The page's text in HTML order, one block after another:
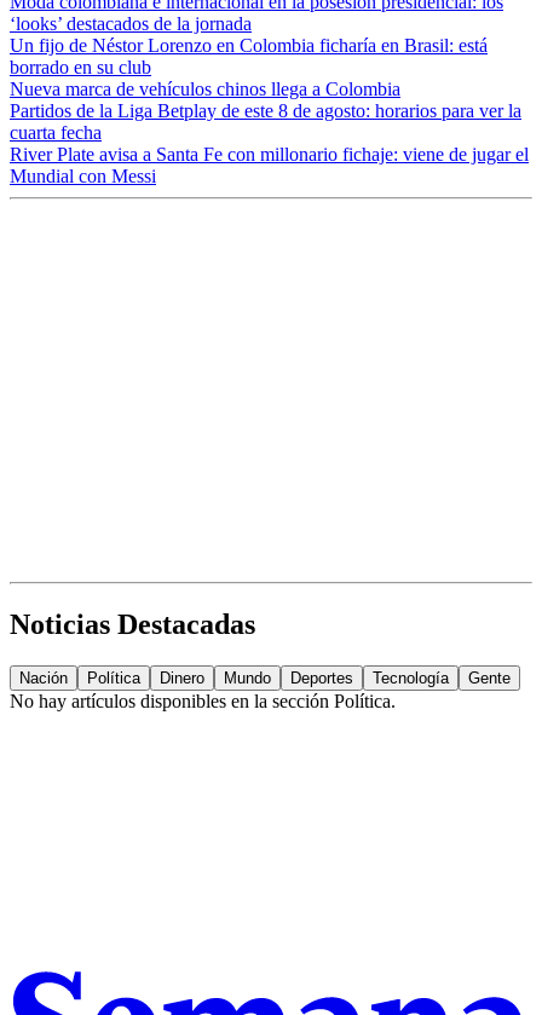
‘looks’ destacados de la jornada
Un fijo de Néstor Lorenzo en Colombia ficharía en Brasil: está
borrado en su club
Nueva marca de vehículos chinos llega a Colombia
Partidos de la Liga Betplay de este 8 de agosto: horarios para ver la
cuarta fecha
River Plate avisa a Santa Fe con millonario fichaje: viene de jugar el
Mundial con Messi
Noticias Destacadas
Nación Política Dinero Mundo Deportes Tecnología Gente
No hay artículos disponibles en la sección Política.